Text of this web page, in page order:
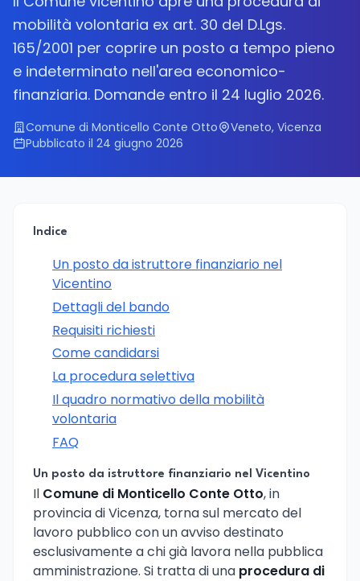
mobilità volontaria ex art. 30 del D.Lgs.
165/2001 per coprire un posto a tempo pieno
e indeterminato nell'area economico-
finanziaria. Domande entro il 24 luglio 2026.
Comune di Monticello Conte Otto
Veneto, Vicenza
Pubblicato il 24 giugno 2026
Indice
Un posto da istruttore finanziario nel
Vicentino
Dettagli del bando
Requisiti richiesti
Come candidarsi
La procedura selettiva
Il quadro normativo della mobilità
volontaria
FAQ
Un posto da istruttore finanziario nel Vicentino
Il Comune di Monticello Conte Otto, in
provincia di Vicenza, torna sul mercato del
lavoro pubblico con un avviso destinato
esclusivamente a chi già lavora nella pubblica
amministrazione. Si tratta di una procedura di